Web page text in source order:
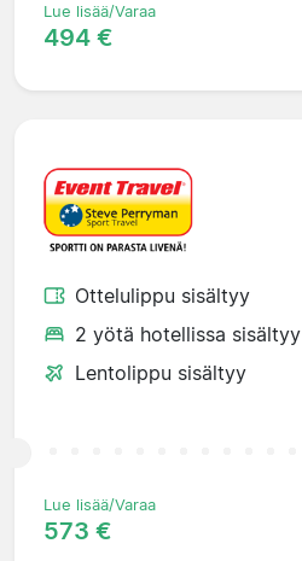
Lue lisää/Varaa
494 €
Ottelulippu sisältyy
2 yötä hotellissa sisältyy
Lentolippu sisältyy
Lue lisää/Varaa
573 €